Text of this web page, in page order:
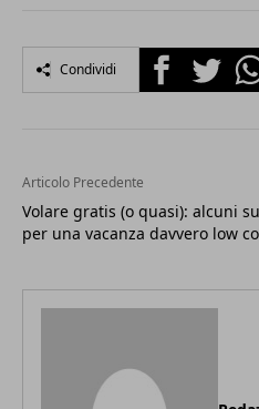
Condividi FacebookTwitter
Articolo Precedente
Volare gratis (o quasi): alcuni
per una vacanza davvero low